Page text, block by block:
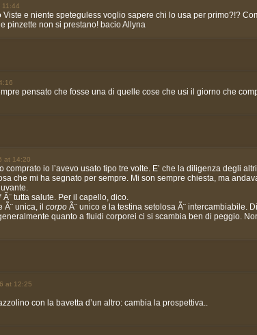
Viste e niente speteguless voglio sapere chi lo usa per primo?!?
pinzette non si prestano! bacio Allyna
pensato che fosse una di quelle cose che usi il giorno che
at 14:20
comprato io l’avevo usato tipo tre volte. E’ che la diligenza degli
che mi ha segnato per sempre. Mi son sempre chiesta, ma
tutta salute. Per il capello, dico.
Ã¨ unica, il corpo Ã¨ unico e la testina setolosa Ã¨ intercambiabile.
quanto a fluidi corporei ci si scambia ben di peggio.
at 12:25
con la bavetta d’un altro: cambia la prospettiva..